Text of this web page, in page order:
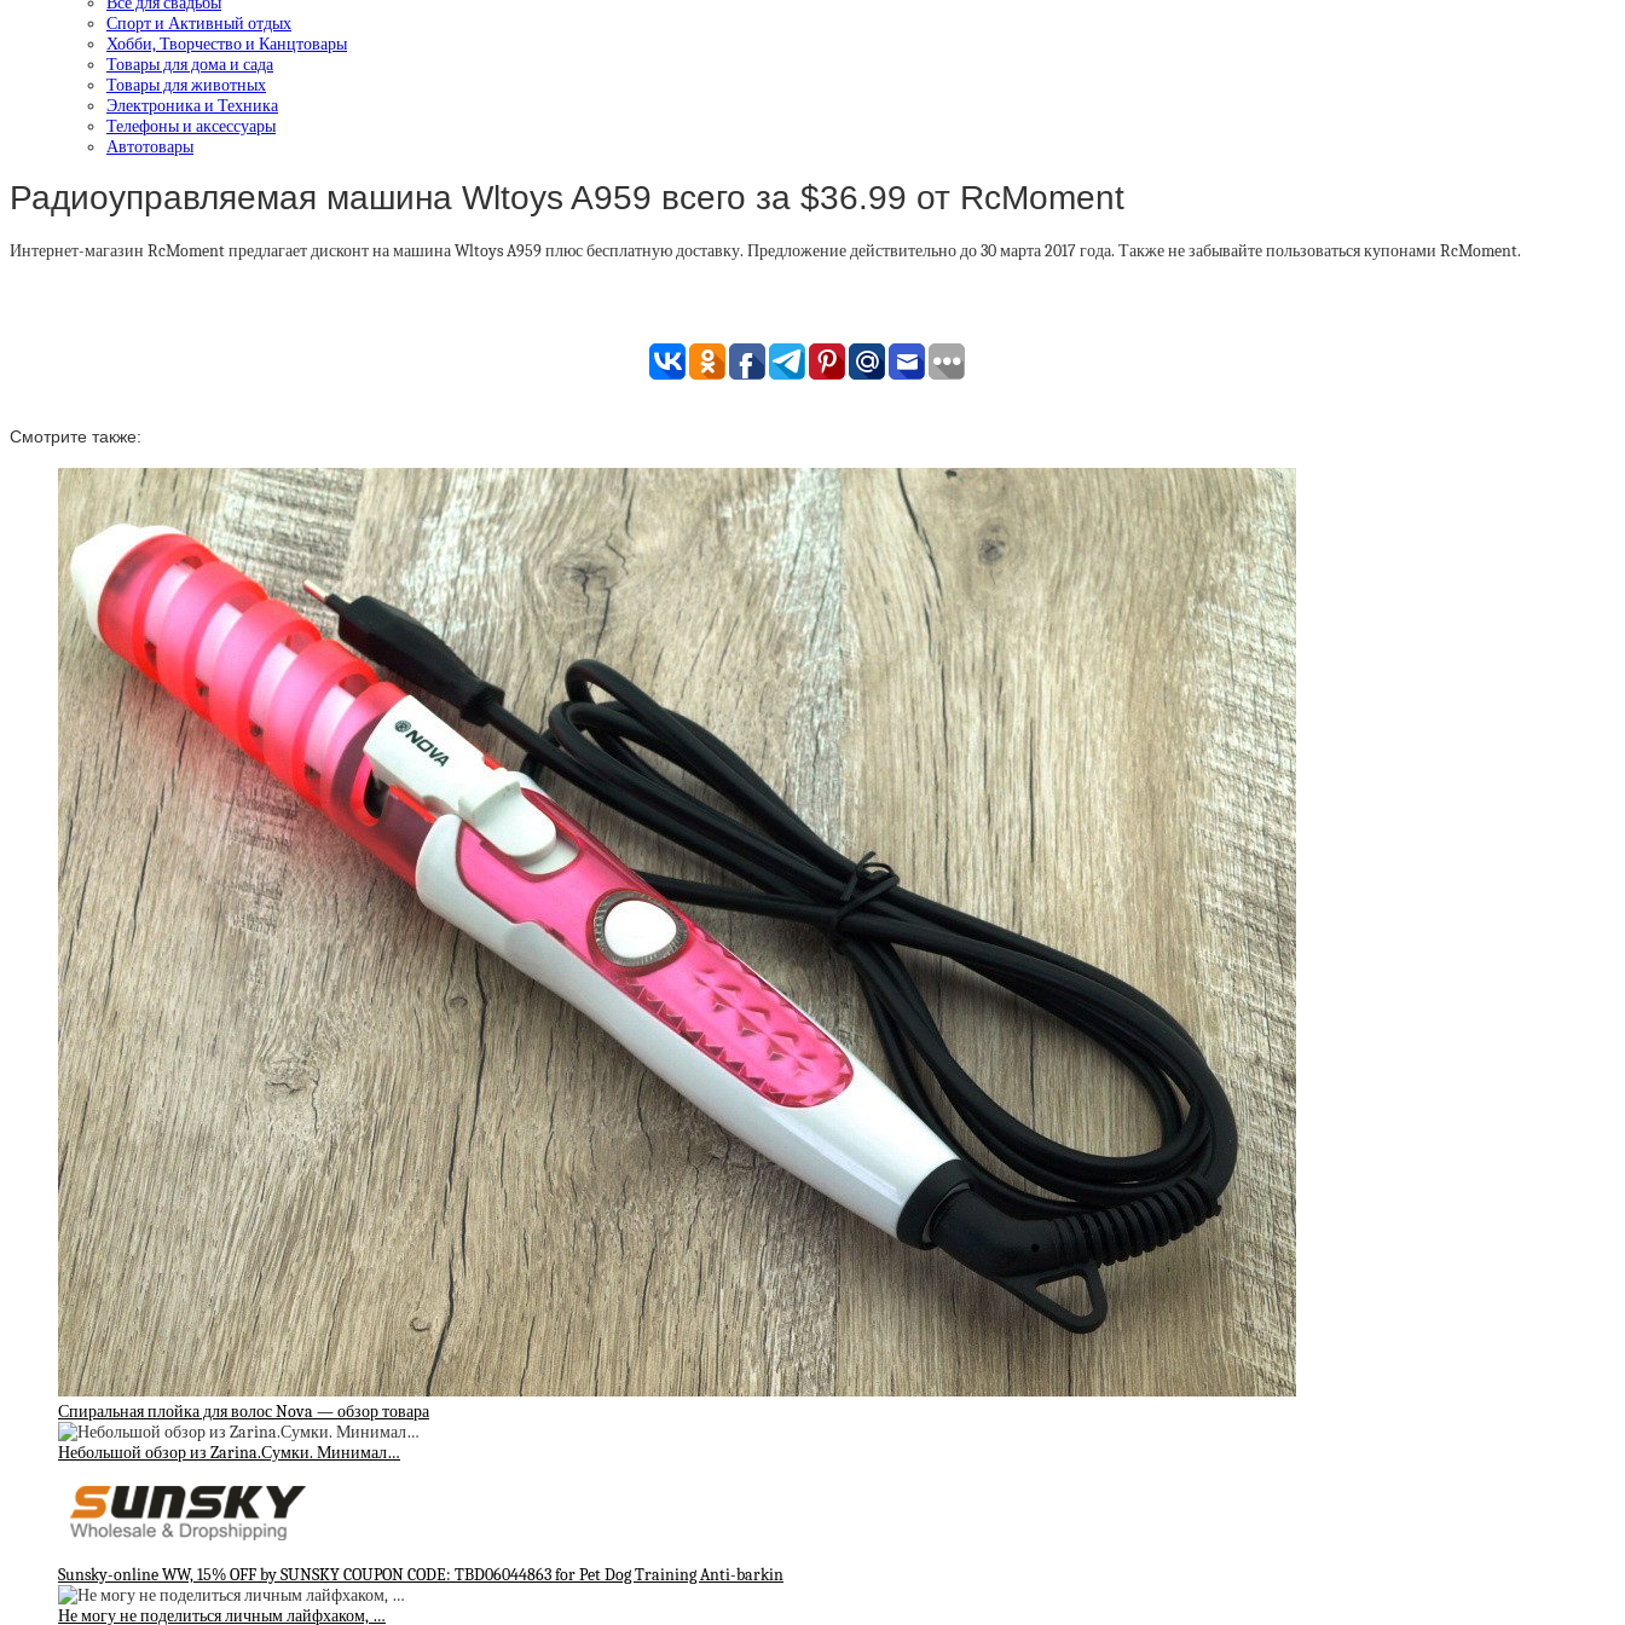
Спорт и Активный отдых
Хобби, Творчество и Канцтовары
Товары для дома и сада
Товары для животных
Электроника и Техника
Телефоны и аксессуары
Автотовары
Радиоуправляемая машина Wltoys A959 всего за $36.99 от RcMoment
Интернет-магазин RcMoment предлагает дисконт на машина Wltoys A959 плюс бесплатную доставку. Предложение действительно до 30 марта 2017 года. Также не забывайте пользоваться купонами RcMoment.
Смотрите также:
Спиральная плойка для волос Nova — обзор товара
Небольшой обзор из Zarina.Сумки. Минимал…
Sunsky-online WW, 15% OFF by SUNSKY COUPON CODE: TBD06044863 for Pet Dog Training Anti-barkin
Не могу не поделиться личным лайфхаком, …